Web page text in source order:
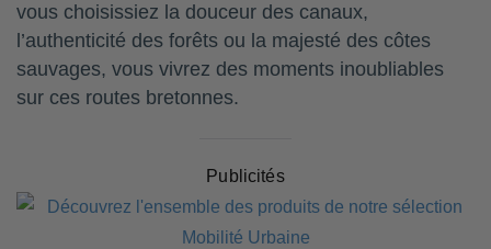
vous choisissiez la douceur des canaux,
l’authenticité des forêts ou la majesté des côtes
sauvages, vous vivrez des moments inoubliables
sur ces routes bretonnes.
Publicités